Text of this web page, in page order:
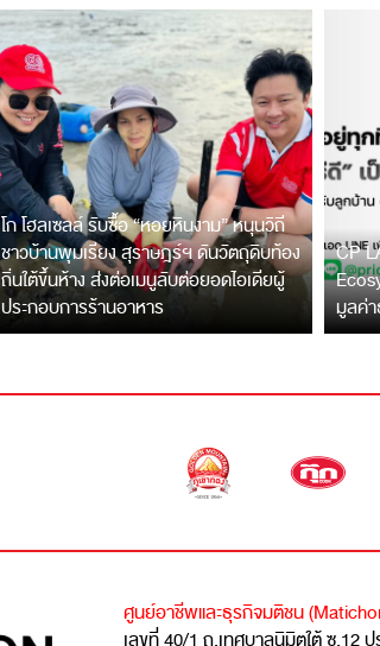
โก โฮลเซลล์ รับซื้อ “หอยหินงาม” หนุนวิถี
ชาวบ้านพุมเรียง สุราษฎร์ฯ ดันวัตถุดิบท้อง
ถิ่นใต้ขึ้นห้าง ส่งต่อเมนูลับต่อยอดไอเดียผู้
ประกอบการร้านอาหาร
CP
มูลค่า
ศูนย์อาชีพและธุรกิจมติชน
เลขที่ 40/1 ถ.เทศบาลนิมิตใต้ ซ.12